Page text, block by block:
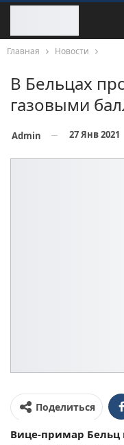
Главная Новости
В Бельцах
газовыми
Admin 27 Янв 2021
Поделиться
Вице-примар Бельц